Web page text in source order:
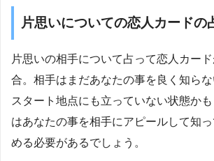
片思いについての恋人カード
片思いの相手について占って恋人カー
合。相手はまだあなたの事を良く知ら
スタート地点にも立っていない状態か
はあなたの事を相手にアピールして知
める必要があるでしょう。